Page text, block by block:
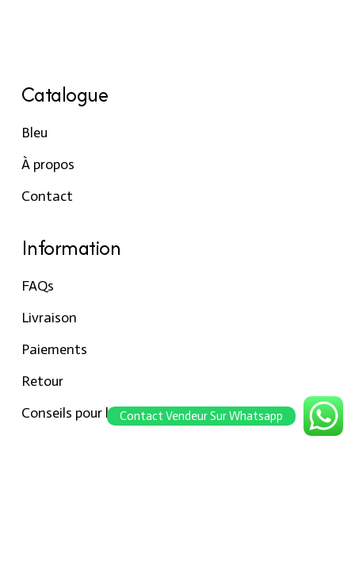
Catalogue
Bleu
À propos
Contact
Information
FAQs
Livraison
Paiements
Retour
Conseils pour les taillesContact Vendeur Sur Whatsapp